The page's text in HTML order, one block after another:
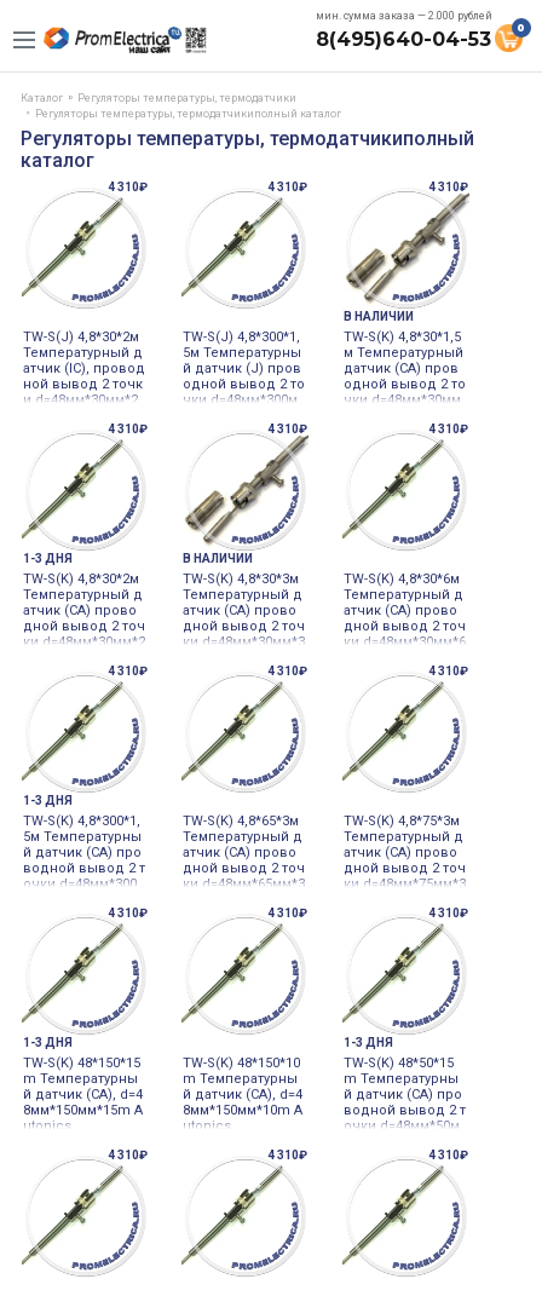
мин. сумма заказа — 2.000 рублей
8(495)640-04-53 0
Каталог
Регуляторы температуры, термодатчики
Регуляторы температуры, термодатчикиполный каталог
Регуляторы температуры, термодатчикиполный
каталог
4 310₽
TW-S(J) 4,8*30*2м
Температурный д
атчик (IC), провод
ной вывод 2 точк
и d=48мм*30мм*2
4 310₽
TW-S(J) 4,8*300*1,
5м Температурны
й датчик (J) пров
одной вывод 2 то
чки d=48мм*300м
4 310₽
В НАЛИЧИИ
TW-S(K) 4,8*30*1,5
м Температурный
датчик (CA) пров
одной вывод 2 то
чки d=48мм*30мм
4 310₽
1-3 ДНЯ
TW-S(K) 4,8*30*2м
Температурный д
атчик (CA) прово
дной вывод 2 точ
ки d=48мм*30мм*2
4 310₽
В НАЛИЧИИ
TW-S(K) 4,8*30*3м
Температурный д
атчик (CA) прово
дной вывод 2 точ
ки d=48мм*30мм*3
4 310₽
TW-S(K) 4,8*30*6м
Температурный д
атчик (CA) прово
дной вывод 2 точ
ки d=48мм*30мм*6
4 310₽
1-3 ДНЯ
TW-S(K) 4,8*300*1,
5м Температурны
й датчик (CA) про
водной вывод 2 т
очки d=48мм*300
4 310₽
TW-S(K) 4,8*65*3м
Температурный д
атчик (CA) прово
дной вывод 2 точ
ки d=48мм*65мм*3
4 310₽
TW-S(K) 4,8*75*3м
Температурный д
атчик (CA) прово
дной вывод 2 точ
ки d=48мм*75мм*3
4 310₽
1-3 ДНЯ
TW-S(K) 48*150*15
m Температурны
й датчик (СА), d=4
8мм*150мм*15m A
utonics
4 310₽
TW-S(K) 48*150*10
m Температурны
й датчик (СА), d=4
8мм*150мм*10m A
utonics
4 310₽
1-3 ДНЯ
TW-S(K) 48*50*15
m Температурны
й датчик (CA) про
водной вывод 2 т
очки d=48мм*50м
4 310₽ 4 310₽ 4 310₽